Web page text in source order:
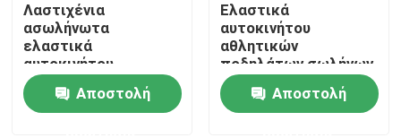
Σχετικά με εμάς
Επαφές
Λαστιχένια
ασωλήνωτα
ελαστικά
αυτοκινήτου
μοτοσικλετών
Αποστολή
Ελαστικά
αυτοκινήτου
αθλητικών
ποδηλάτων σωλήνων
Αποστολή